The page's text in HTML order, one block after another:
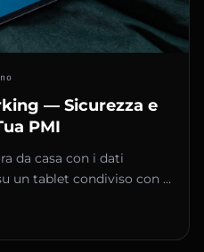
— Sicurezza e
PMI
da casa con i dati
un tablet condiviso con i